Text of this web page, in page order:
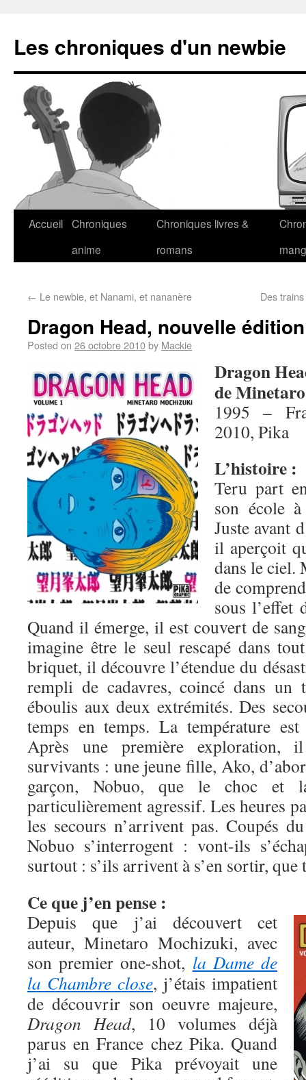
Les chroniques d'un newbie
Accueil Chroniques
anime
Chroniques livres &
romans
← Le newbie, et Nanami, et nananère Des
Dragon Head, nouvelle édition
Posted on 26 octobre 2010by Mackie
Dragon
de
1995 –
2010, Pika
L’histoire :
Teru part
son école
Juste avant
il aperçoit
dans le ciel.
de
sous l’effet
Quand il émerge, il est couvert de
imagine être le seul rescapé dans
briquet, il découvre l’étendue du
rempli de cadavres, coincé dans un
éboulis aux deux extrémités. Des
temps en temps. La température est
Après une première exploration,
survivants : une jeune fille, Ako,
garçon, Nobuo, que le choc et
particulièrement agressif. Les heures
les secours n’arrivent pas. Coupés
Nobuo s’interrogent : vont-ils
surtout : s’ils arrivent à s’en sortir,
Ce que j’en pense :
Depuis que j’ai découvert cet
auteur, Minetaro Mochizuki, avec
son premier one-shot, la Dame de
la Chambre close, j’étais impatient
de découvrir son oeuvre majeure,
Dragon Head, 10 volumes déjà
parus en France chez Pika. Quand
j’ai su que Pika prévoyait une